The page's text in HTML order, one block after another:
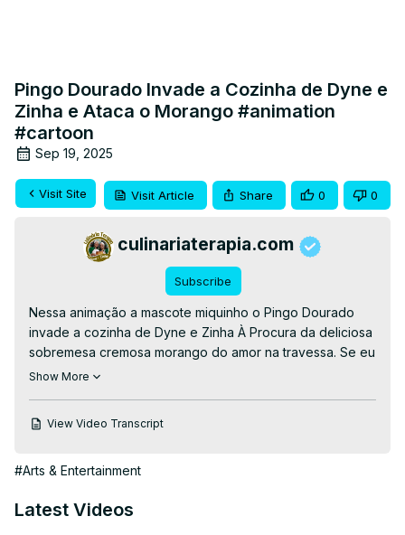
Pingo Dourado Invade a Cozinha de Dyne e
Zinha e Ataca o Morango #animation
#cartoon
Sep 19, 2025
Visit Site Visit Article Share 0 0
culinariaterapia.com
Subscribe
Nessa animação a mascote miquinho o Pingo Dourado
invade a cozinha de Dyne e Zinha À Procura da deliciosa
sobremesa cremosa morango do amor na travessa. Se eu
fosse você também invadiria o canal à procura dessa
👉RECEITA COMPLETA👉
do-amor-cremoso/
#cartoon
Show More
View Video Transcript
#Arts & Entertainment
Latest Videos